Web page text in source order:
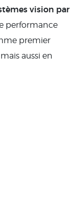
vision par
performance
premier
aussi en